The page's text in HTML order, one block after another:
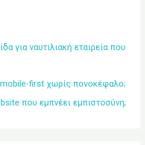
για ναυτιλιακή εταιρεία που
first χωρίς πονοκέφαλο;
που εμπνέει εμπιστοσύνη;